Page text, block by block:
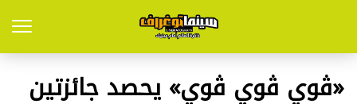
«ڤوي ڤوي ڤوي» يحصد جائزتين